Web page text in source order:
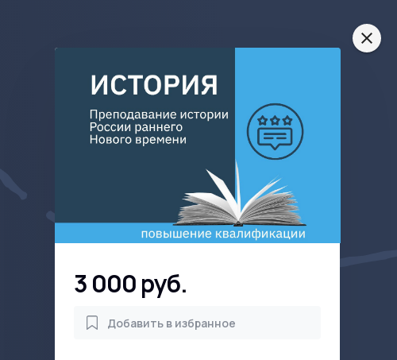
close
3 000 руб.
Добавить в избранное